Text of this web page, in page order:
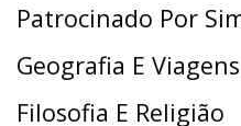
Patrocinado Por
Geografia E Viagens
Filosofia E Religião